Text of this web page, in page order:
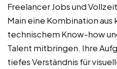
Freelancer Jobs und
Main eine Kombination
technischem Know-how
Talent mitbringen. Ihre
tiefes Verständnis für